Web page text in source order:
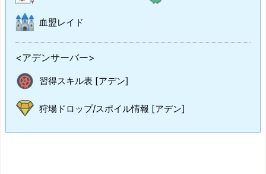
血盟レイド
<アデンサーバー>
習得スキル表 [アデン]
狩場ドロップ/スポイル情報 [アデン]